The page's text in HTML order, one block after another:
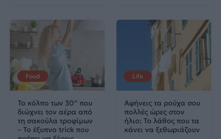
Food
Το κόλπο των 30” που
διώχνει τον αέρα από
τη σακούλα τροφίμων
– Το έξυπνο trick που
Life
Αφήνεις τα ρούχα σου
πολλές ώρες στον
ήλιο; Το λάθος που τα
κάνει να ξεθωριάζουν